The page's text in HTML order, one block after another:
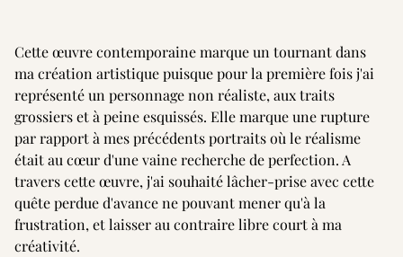
Cette œuvre contemporaine marque un tournant dans
ma création artistique puisque pour la première fois j'ai
représenté un personnage non réaliste, aux traits
grossiers et à peine esquissés. Elle marque une rupture
par rapport à mes précédents portraits où le réalisme
était au cœur d'une vaine recherche de perfection. A
travers cette œuvre, j'ai souhaité lâcher-prise avec cette
quête perdue d'avance ne pouvant mener qu'à la
frustration, et laisser au contraire libre court à ma
créativité.